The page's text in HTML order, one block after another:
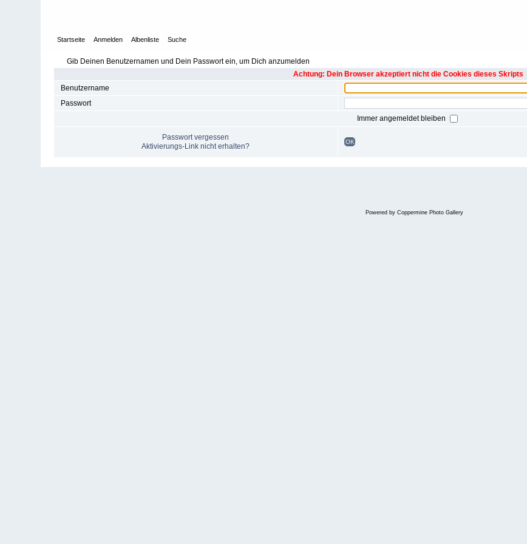
Startseite Anmelden Albenliste Suche
Gib Deinen Benutzernamen und Dein Passwort ein, um Dich anzumelden
Achtung: Dein Browser akzeptiert nicht die Cookies dieses Skripts
Benutzername
Passwort
Immer angemeldet bleiben
Passwort vergessen
Aktivierungs-Link nicht erhalten?
OK
Powered by Coppermine Photo Gallery